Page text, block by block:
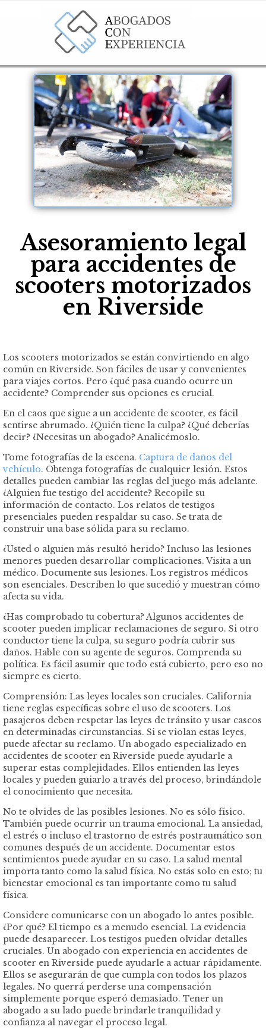
Asesoramiento legal
para accidentes de
scooters motorizados
en Riverside
Los scooters motorizados se están convirtiendo en algo
común en Riverside. Son fáciles de usar y convenientes
para viajes cortos. Pero ¿qué pasa cuando ocurre un
accidente? Comprender sus opciones es crucial.
En el caos que sigue a un accidente de scooter, es fácil
sentirse abrumado. ¿Quién tiene la culpa? ¿Qué deberías
decir? ¿Necesitas un abogado? Analicémoslo.
Tome fotografías de la escena. Captura de daños del
vehículo. Obtenga fotografías de cualquier lesión. Estos
detalles pueden cambiar las reglas del juego más adelante.
¿Alguien fue testigo del accidente? Recopile su
información de contacto. Los relatos de testigos
presenciales pueden respaldar su caso. Se trata de
construir una base sólida para su reclamo.
¿Usted o alguien más resultó herido? Incluso las lesiones
menores pueden desarrollar complicaciones. Visita a un
médico. Documente sus lesiones. Los registros médicos
son esenciales. Describen lo que sucedió y muestran cómo
afecta su vida.
¿Has comprobado tu cobertura? Algunos accidentes de
scooter pueden implicar reclamaciones de seguro. Si otro
conductor tiene la culpa, su seguro podría cubrir sus
daños. Hable con su agente de seguros. Comprenda su
política. Es fácil asumir que todo está cubierto, pero eso no
siempre es cierto.
Comprensión: Las leyes locales son cruciales. California
tiene reglas específicas sobre el uso de scooters. Los
pasajeros deben respetar las leyes de tránsito y usar cascos
en determinadas circunstancias. Si se violan estas leyes,
puede afectar su reclamo. Un abogado especializado en
accidentes de scooter en Riverside puede ayudarle a
superar estas complejidades. Ellos entienden las leyes
locales y pueden guiarlo a través del proceso, brindándole
el conocimiento que necesita.
No te olvides de las posibles lesiones. No es sólo físico.
También puede ocurrir un trauma emocional. La ansiedad,
el estrés o incluso el trastorno de estrés postraumático son
comunes después de un accidente. Documentar estos
sentimientos puede ayudar en su caso. La salud mental
importa tanto como la salud física. No estás solo en esto; tu
bienestar emocional es tan importante como tu salud
física.
Considere comunicarse con un abogado lo antes posible.
¿Por qué? El tiempo es a menudo esencial. La evidencia
puede desaparecer. Los testigos pueden olvidar detalles
cruciales. Un abogado con experiencia en accidentes de
scooter en Riverside puede ayudarle a actuar rápidamente.
Ellos se asegurarán de que cumpla con todos los plazos
legales. No querrá perderse una compensación
simplemente porque esperó demasiado. Tener un
abogado a su lado puede brindarle tranquilidad y
confianza al navegar el proceso legal.